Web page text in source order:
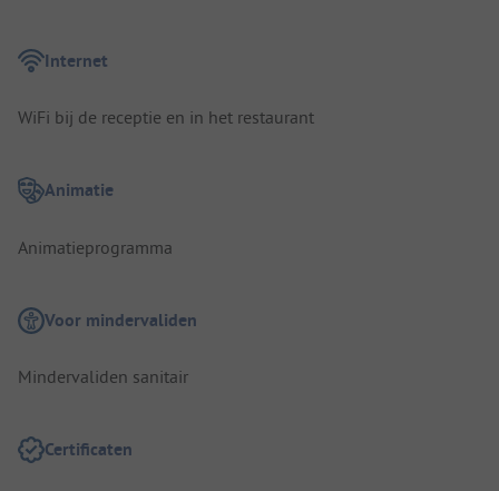
Internet
WiFi bij de receptie en in het restaurant
Animatie
Animatieprogramma
Voor mindervaliden
Mindervaliden sanitair
Certificaten